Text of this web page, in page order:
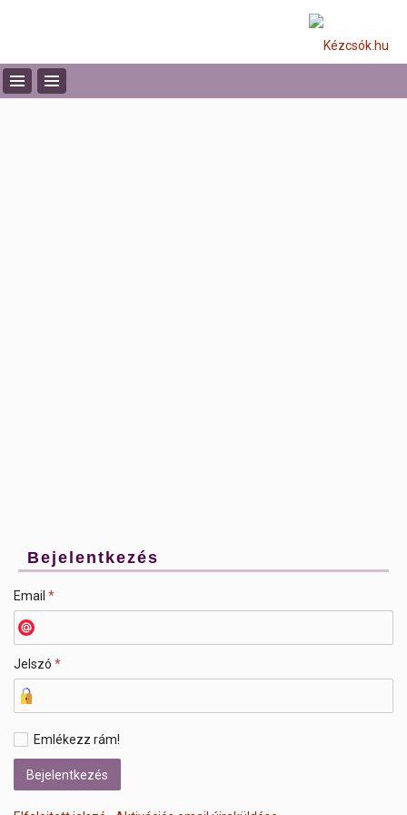
Bejelentkezés
Email *
Jelszó *
Emlékezz rám!